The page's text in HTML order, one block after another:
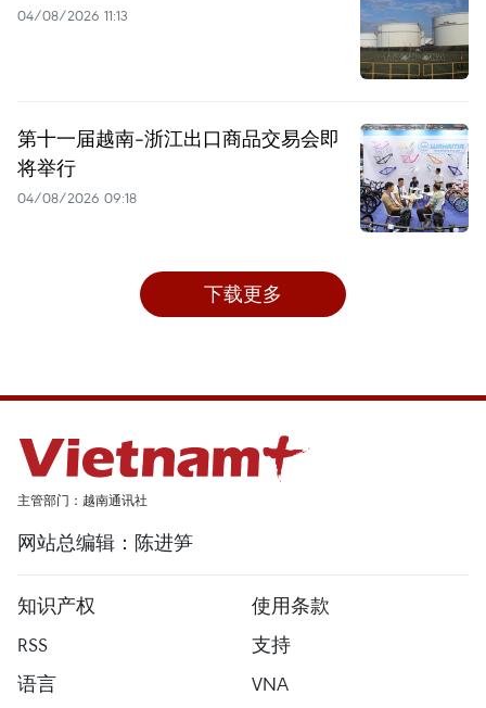
04/08/2026 11:13
第十一届越南-浙江出口商品交易会即
将举行
04/08/2026 09:18
下载更多
主管部门：越南通讯社
网站总编辑：陈进笋
知识产权
使用条款
RSS
支持
语言
VNA